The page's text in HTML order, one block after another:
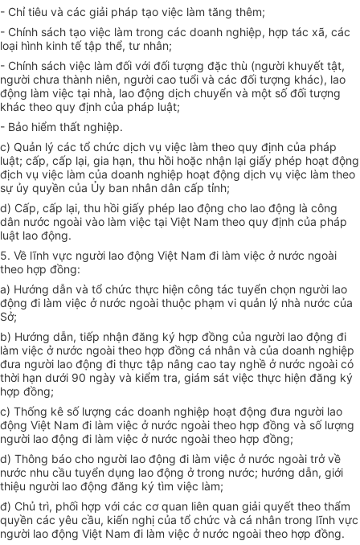
- Chỉ tiêu và các giải pháp tạo việc làm tăng thêm;
- Chính sách tạo việc làm trong các doanh nghiệp, hợp tác xã, các
loại hình kinh tế tập thể, tư nhân;
- Chính sách việc làm đối với đối tượng đặc thù (người khuyết tật,
người chưa thành niên, người cao tuổi và các đối tượng khác), lao
động làm việc tại nhà, lao động dịch chuyển và một số đối tượng
khác theo quy định của pháp luật;
- Bảo hiểm thất nghiệp.
c) Quản lý các tổ chức dịch vụ việc làm theo quy định của pháp
luật; cấp, cấp lại, gia hạn, thu hồi hoặc nhận lại giấy phép hoạt động
địch vụ việc làm của doanh nghiệp hoạt động dịch vụ việc làm theo
sự ủy quyền của Ủy ban nhân dân cấp tỉnh;
d) Cấp, cấp lại, thu hồi giấy phép lao động cho lao động là công
dân nước ngoài vào làm việc tại Việt Nam theo quy định của pháp
luật lao động.
5. Về lĩnh vực người lao động Việt Nam đi làm việc ở nước ngoài
theo hợp đồng:
a) Hướng dẫn và tổ chức thực hiện công tác tuyển chọn người lao
động đi làm việc ở nước ngoài thuộc phạm vi quản lý nhà nước của
Sở;
b) Hướng dẫn, tiếp nhận đăng ký hợp đồng của người lao động đi
làm việc ở nước ngoài theo hợp đồng cá nhân và của doanh nghiệp
đưa người lao động đi thực tập nâng cao tay nghề ở nước ngoài có
thời hạn dưới 90 ngày và kiểm tra, giám sát việc thực hiện đăng ký
hợp đồng;
c) Thống kê số lượng các doanh nghiệp hoạt động đưa người lao
động Việt Nam đi làm việc ở nước ngoài theo hợp đồng và số lượng
người lao động đi làm việc ở nước ngoài theo hợp đồng;
d) Thông báo cho người lao động đi làm việc ở nước ngoài trở về
nước nhu cầu tuyển dụng lao động ởtrong nước; hướng dẫn, giới
thiệu người lao động đăng ký tìm việc làm;
đ) Chủ trì, phối hợp với các cơ quan liên quan giải quyết theo thẩm
quyền các yêu cầu, kiến nghị của tổ chức và cá nhân trong lĩnh vực
người lao động Việt Nam đi làm việc ở nước ngoài theo hợp đồng.